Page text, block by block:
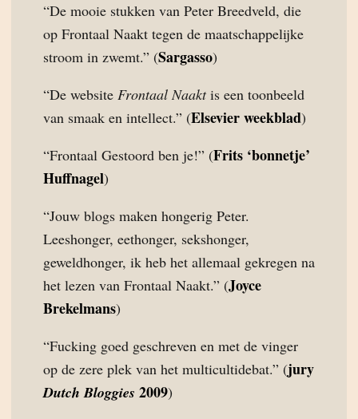
“De mooie stukken van Peter Breedveld, die
op Frontaal Naakt tegen de maatschappelijke
stroom in zwemt.” (Sargasso)
“De website Frontaal Naaktis een toonbeeld
van smaak en intellect.” (Elsevier weekblad)
“Frontaal Gestoord ben je!” (Frits ‘bonnetje’
Huffnagel)
“Jouw blogs maken hongerig Peter.
Leeshonger, eethonger, sekshonger,
geweldhonger, ik heb het allemaal gekregen na
het lezen van Frontaal Naakt.” (Joyce
Brekelmans)
“Fucking goed geschreven en met de vinger
op de zere plek van het multicultidebat.” (jury
Dutch Bloggies 2009)